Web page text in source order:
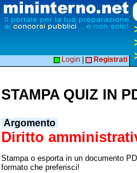
Login Registrati
STAMPA QUIZ IN
Argomento
Diritto
Stampa o esporta in un documento
formato che preferisci!